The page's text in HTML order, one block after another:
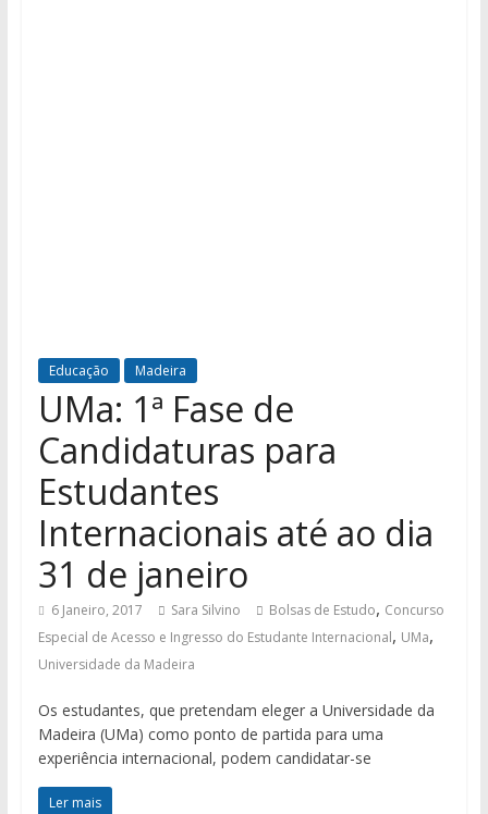
Educação Madeira
UMa: 1ª Fase de
Candidaturas para
Estudantes
Internacionais até ao dia
31 de janeiro
6 Janeiro, 2017 Sara Silvino Bolsas de Estudo, Concurso
Especial de Acesso e Ingresso do Estudante Internacional, UMa,
Universidade da Madeira
Os estudantes, que pretendam eleger a Universidade da
Madeira (UMa) como ponto de partida para uma
experiência internacional, podem candidatar-se
Ler mais